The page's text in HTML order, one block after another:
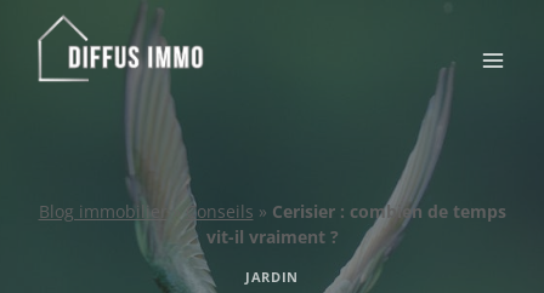
contenu
Blog immobilier Conseils » Cerisier : combien de temps
vit-il vraiment ?
JARDIN